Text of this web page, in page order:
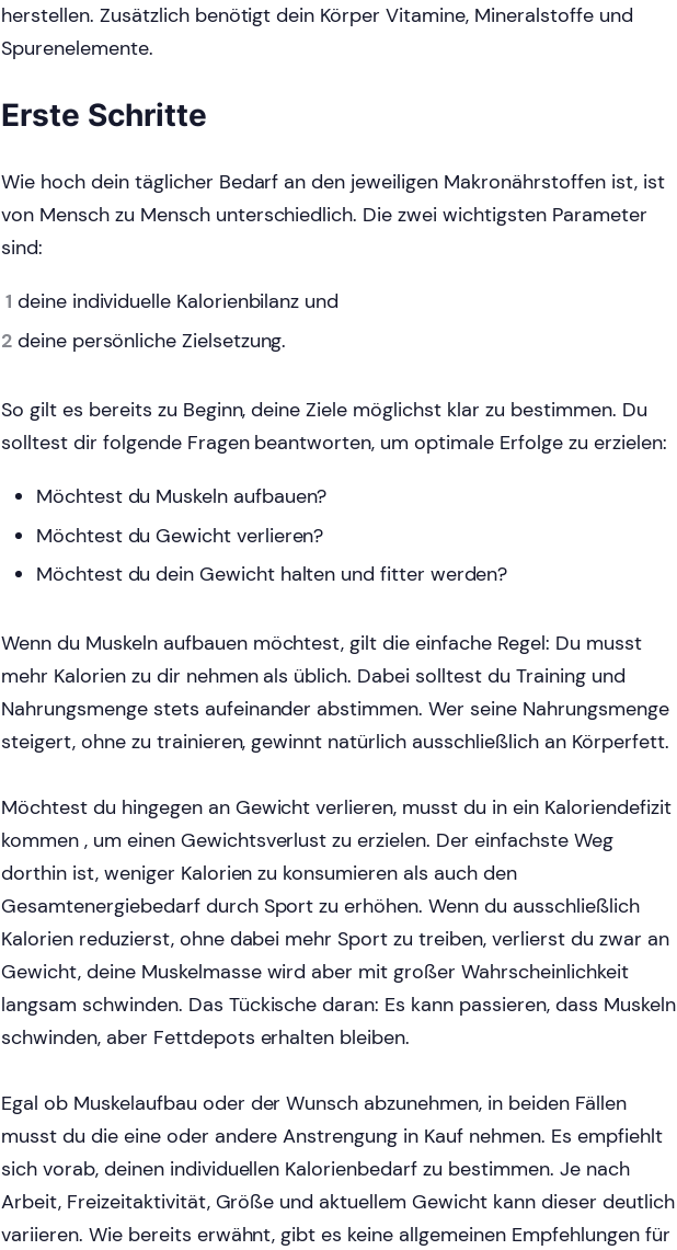
herstellen. Zusätzlich benötigt dein Körper Vitamine, Mineralstoffe und
Spurenelemente.
Erste Schritte
Wie hoch dein täglicher Bedarf an den jeweiligen Makronährstoffen ist, ist
von Mensch zu Mensch unterschiedlich. Die zwei wichtigsten Parameter
sind:
deine individuelle Kalorienbilanz und
deine persönliche Zielsetzung.
So gilt es bereits zu Beginn, deine Ziele möglichst klar zu bestimmen. Du
solltest dir folgende Fragen beantworten, um optimale Erfolge zu erzielen:
Möchtest du Muskeln aufbauen?
Möchtest du Gewicht verlieren?
Möchtest du dein Gewicht halten und fitter werden?
Wenn du Muskeln aufbauen möchtest, gilt die einfache Regel: Du musst
mehr Kalorien zu dir nehmen als üblich. Dabei solltest du Training und
Nahrungsmenge stets aufeinander abstimmen. Wer seine Nahrungsmenge
steigert, ohne zu trainieren, gewinnt natürlich ausschließlich an Körperfett.
Möchtest du hingegen an Gewicht verlieren, musst du in ein Kaloriendefizit
kommen , um einen Gewichtsverlust zu erzielen. Der einfachste Weg
dorthin ist, weniger Kalorien zu konsumieren als auch den
Gesamtenergiebedarf durch Sport zu erhöhen. Wenn du ausschließlich
Kalorien reduzierst, ohne dabei mehr Sport zu treiben, verlierst du zwar an
Gewicht, deine Muskelmasse wird aber mit großer Wahrscheinlichkeit
langsam schwinden. Das Tückische daran: Es kann passieren, dass Muskeln
schwinden, aber Fettdepots erhalten bleiben.
Egal ob Muskelaufbau oder der Wunsch abzunehmen, in beiden Fällen
musst du die eine oder andere Anstrengung in Kauf nehmen. Es empfiehlt
sich vorab, deinen individuellen Kalorienbedarf zu bestimmen. Je nach
Arbeit, Freizeitaktivität, Größe und aktuellem Gewicht kann dieser deutlich
variieren. Wie bereits erwähnt, gibt es keine allgemeinen Empfehlungen für